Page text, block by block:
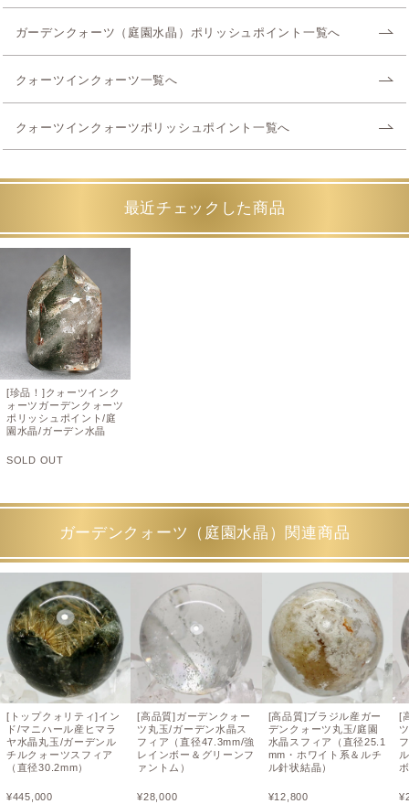
ガーデンクォーツ（庭園水晶）ポリッシュポイント一覧へ
クォーツインクォーツ一覧へ
クォーツインクォーツポリッシュポイント一覧へ
最近チェックした商品
[珍品！]クォーツインク
ォーツガーデンクォーツ
ポリッシュポイント/庭
園水晶/ガーデン水晶
SOLD OUT
ガーデンクォーツ（庭園水晶）関連商品
[トップクォリティ]イン
ド/マニハール産ヒマラ
ヤ水晶丸玉/ガーデンル
チルクォーツスフィア
（直径30.2mm）
¥445,000
[高品質]ガーデンクォー
ツ丸玉/ガーデン水晶ス
フィア（直径47.3mm/強
レインボー＆グリーンフ
ァントム）
¥28,000
[高品質]ブラジル産ガー
デンクォーツ丸玉/庭園
水晶スフィア（直径25.1
mm・ホワイト系＆ルチ
ル針状結晶）
¥12,800
[
¥